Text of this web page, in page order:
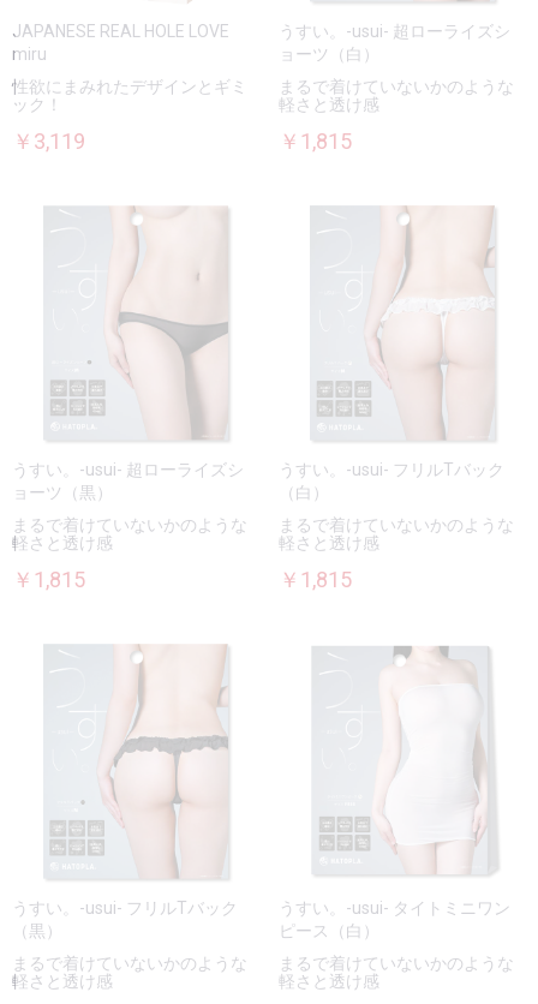
JAPANESE REAL HOLE LOVE
miru
性欲にまみれたデザインとギミ
ック！
￥3,119
うすい。-usui- 超ローライズシ
ョーツ（白）
まるで着けていないかのような
軽さと透け感
￥1,815
うすい。-usui- 超ローライズシ
ョーツ（黒）
まるで着けていないかのような
軽さと透け感
￥1,815
うすい。-usui- フリルTバック
（白）
まるで着けていないかのような
軽さと透け感
￥1,815
うすい。-usui- フリルTバック
（黒）
まるで着けていないかのような
軽さと透け感
うすい。-usui- タイトミニワン
ピース（白）
まるで着けていないかのような
軽さと透け感